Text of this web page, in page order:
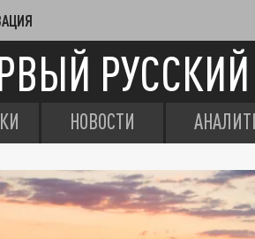
РУССКИЙ
НОВОСТИ